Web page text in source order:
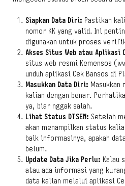
Siapkan Data Diri: Pastikan
nomor KK yang valid. Ini
digunakan untuk proses
Akses Situs Web atau Aplikasi
situs web resmi Kemensos
unduh aplikasi Cek Bansos di
Masukkan Data Diri: Masukkan
kalian dengan benar.
ya, biar nggak salah.
Lihat Status DTSEN: Setelah
akan menampilkan status
baik informasinya, apakah
belum.
Update Data Jika Perlu: Kalau
atau ada informasi yang
data kalian melalui aplikasi